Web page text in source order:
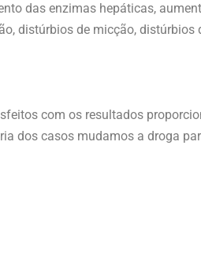
das enzimas hepáticas,
distúrbios de micção, distúrbios
com os resultados
dos casos mudamos a droga